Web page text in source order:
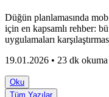
Düğün planlamasında
için en kapsamlı rehber:
uygulamaları
19.01.2026 • 23 dk okuma
Oku
Tüm Yazılar